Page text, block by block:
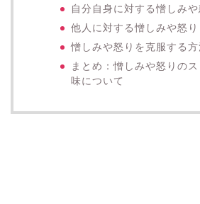
自分自身に対する憎しみや
他人に対する憎しみや怒り
憎しみや怒りを克服する方
まとめ：憎しみや怒りの
味について